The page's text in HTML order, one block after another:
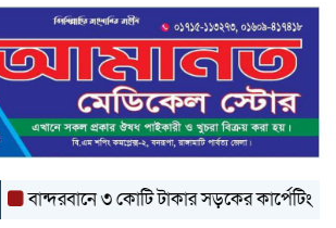
বান্দরবানে ৩ কোটি টাকার সড়কের কার্পেটিং উঠে